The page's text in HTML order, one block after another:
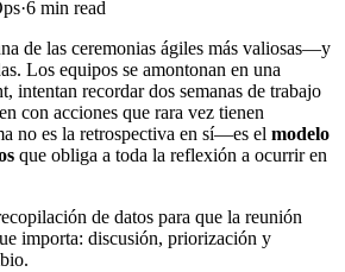
·6 min read
de las ceremonias ágiles más valiosas—y
Los equipos se amontonan en una
intentan recordar dos semanas de trabajo
con acciones que rara vez tienen
no es la retrospectiva en sí—es el modelo
que obliga a toda la reflexión a ocurrir en
de datos para que la reunión
importa: discusión, priorización y